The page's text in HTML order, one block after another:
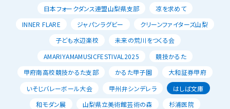
日本フォークダンス連盟山梨県支部
凉を求めて
INNER FLARE
ジャパンラグビー
クリーンファイターズ山梨
子ども水辺楽校
未来の荒川をつくる会
AMARIYAMAMUSICFESTIVAL2025
競技かるた
甲府南高校競技かるた支部
かるた甲子園
大和証券甲府
いそじバレーボール大会
甲州弁シンデレラ
はしば文庫
和モダン展
山梨県立美術館芸術の森
杉浦医院